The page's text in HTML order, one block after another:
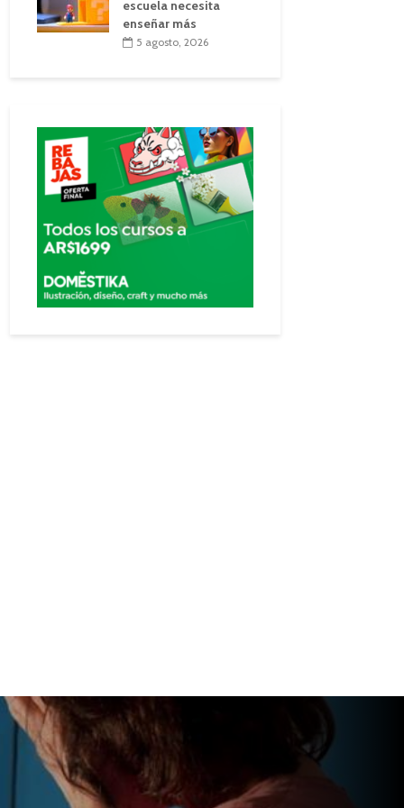
escuela necesita
enseñar más
5 agosto, 2026